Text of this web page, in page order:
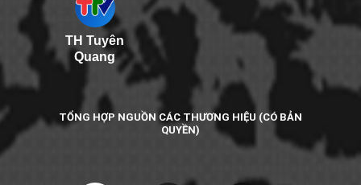
TH Tuyên
Quang
TỔNG HỢP NGUỒN CÁC THƯƠNG HIỆU (CÓ BẢN
QUYỀN)